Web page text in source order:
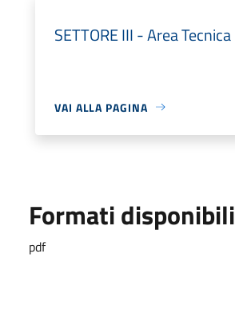
SETTORE III - Area Tecnica
VAI ALLA PAGINA
Formati disponibili
pdf